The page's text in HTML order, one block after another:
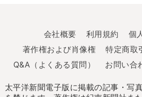
会社概要
利用規約
個
著作権および肖像権
特定商取
Q&A（よくある質問）
お問い合
太平洋新聞電子版に掲載の記事・写